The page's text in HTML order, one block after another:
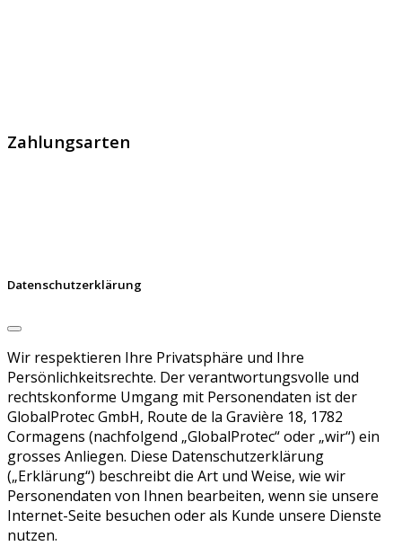
Zahlungsarten
Datenschutzerklärung
Wir respektieren Ihre Privatsphäre und Ihre
Persönlichkeitsrechte. Der verantwortungsvolle und
rechtskonforme Umgang mit Personendaten ist der
GlobalProtec GmbH, Route de la Gravière 18, 1782
Cormagens (nachfolgend „GlobalProtec“ oder „wir“) ein
grosses Anliegen. Diese Datenschutzerklärung
(„Erklärung“) beschreibt die Art und Weise, wie wir
Personendaten von Ihnen bearbeiten, wenn sie unsere
Internet-Seite besuchen oder als Kunde unsere Dienste
nutzen.